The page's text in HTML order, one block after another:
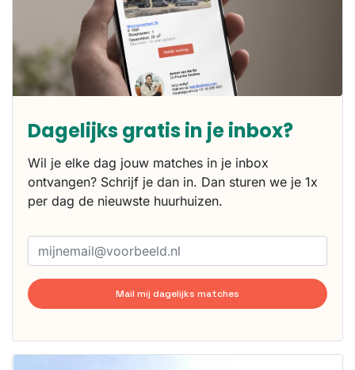
Dagelijks gratis in je inbox?
Wil je elke dag jouw matches in je inbox
ontvangen? Schrijf je dan in. Dan sturen we je 1x
per dag de nieuwste huurhuizen.
Mail mij dagelijks matches